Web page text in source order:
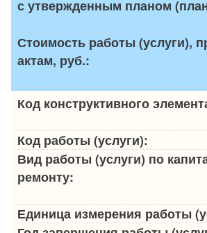
с утвержденным планом
Стоимость работы (услуги),
актам, руб.:
Код конструктивного
Код работы (услуги):
Вид работы (услуги) по
ремонту:
Единица измерения работы